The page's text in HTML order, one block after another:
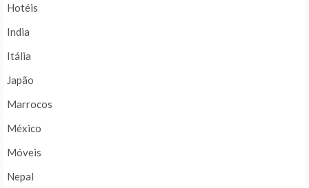
Hotéis
India
Itália
Japão
Marrocos
México
Móveis
Nepal